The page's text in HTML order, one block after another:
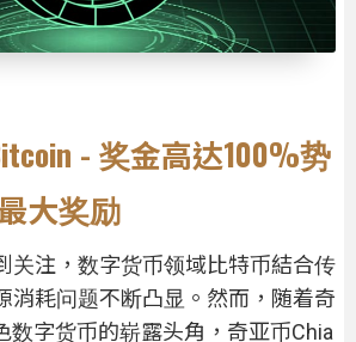
- 奖金高达100%势
大奖励
关注，数字货币领域比特币結合传
消耗问题不断凸显。然而，随着奇
数字货币的崭露头角，奇亚币Chia